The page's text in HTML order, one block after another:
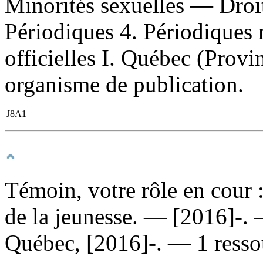
Périodiques 4.
officielles I. Québec
organisme de publication.
J8A1
Témoin, votre rôle en cour
de la jeunesse. — [2016]-.
Québec, [2016]-. — 1